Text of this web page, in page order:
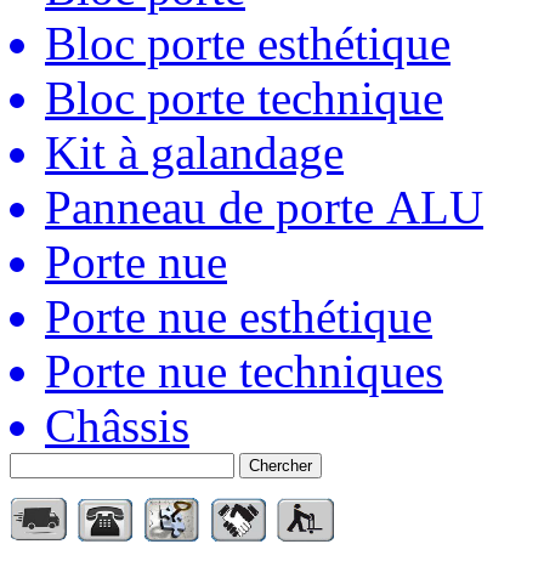
Bloc porte esthétique
Bloc porte technique
Kit à galandage
Panneau de porte ALU
Porte nue
Porte nue esthétique
Porte nue techniques
Châssis
Chercher